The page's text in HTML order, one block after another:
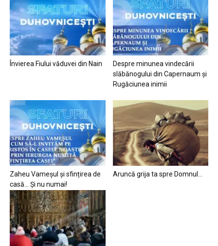
Învierea Fiului văduvei din Nain
Despre minunea vindecării
slăbănogului din Capernaum și
Rugăciunea inimii
Zaheu Vameșul și sfințirea de
casă… Și nu numai!
Aruncă grija ta spre Domnul…